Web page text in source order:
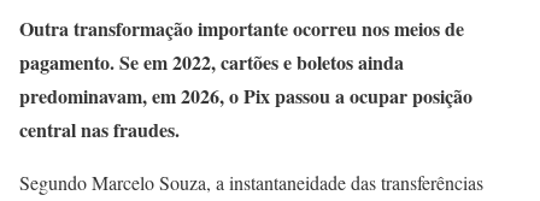
Outra transformação importante ocorreu nos meios de
pagamento. Se em 2022, cartões e boletos ainda
predominavam, em 2026, o Pix passou a ocupar posição
central nas fraudes.
Segundo Marcelo Souza, a instantaneidade das transferências